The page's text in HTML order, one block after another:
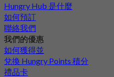
Hungry Hub 是什麼
如何預訂
聯絡我們
我們的優惠
如何獲得並
兌換 Hungry Points 積分
禮品卡